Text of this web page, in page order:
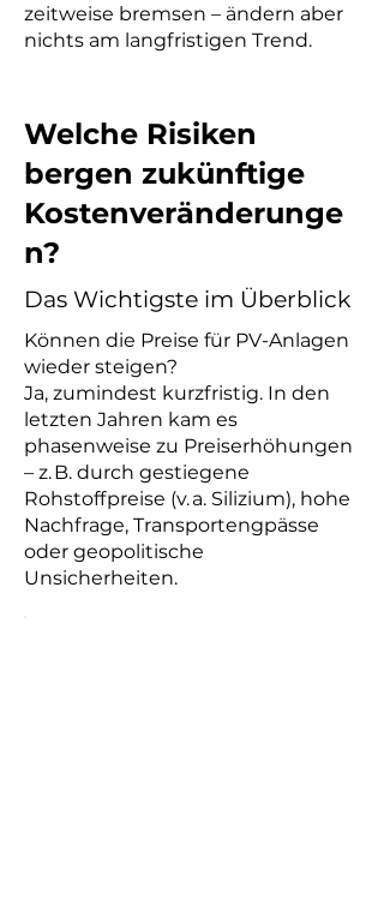
zeitweise bremsen – ändern aber
nichts am langfristigen Trend.
Welche Risiken
bergen zukünftige
Kostenveränderunge
n?
Das Wichtigste im Überblick
Können die Preise für PV-Anlagen
wieder steigen?
Ja, zumindest kurzfristig. In den
letzten Jahren kam es
phasenweise zu Preiserhöhungen
– z. B. durch gestiegene
Rohstoffpreise (v. a. Silizium), hohe
Nachfrage, Transportengpässe
oder geopolitische
Unsicherheiten.